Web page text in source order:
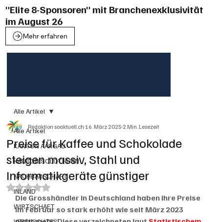
"Elite 8-Sponsoren" mit Branchenexklusivität
im August 26
Mehr erfahren
Alle Artikel
KANTON AARGAU
KANTON SOLOTHURN
NACHBARSCHAFT
INLAND
WIRTSCHAFT
Alle Artikel
Preise für Kaffee und Schokolade
steigen massiv, Stahl und
Informatikgeräte günstiger
Redaktion soaktuell.ch16. März 20252 Min. Lesezeit
Mit NaN von 5 Sternen bewertet.
Die Grosshändler in Deutschland haben ihre Preise
im Februar so stark erhöht wie seit März 2023